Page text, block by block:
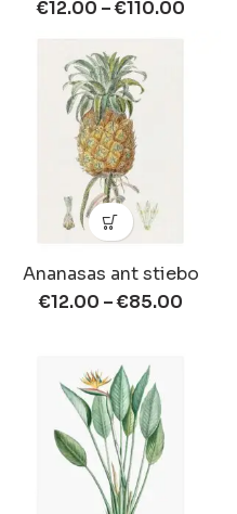
€12.00 –€110.00
Ananasas ant stiebo
€12.00 –€85.00